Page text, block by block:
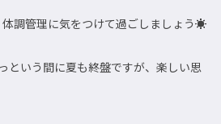
調管理に気をつけて過ごしましょう☀️
という間に夏も終盤ですが、楽しい思